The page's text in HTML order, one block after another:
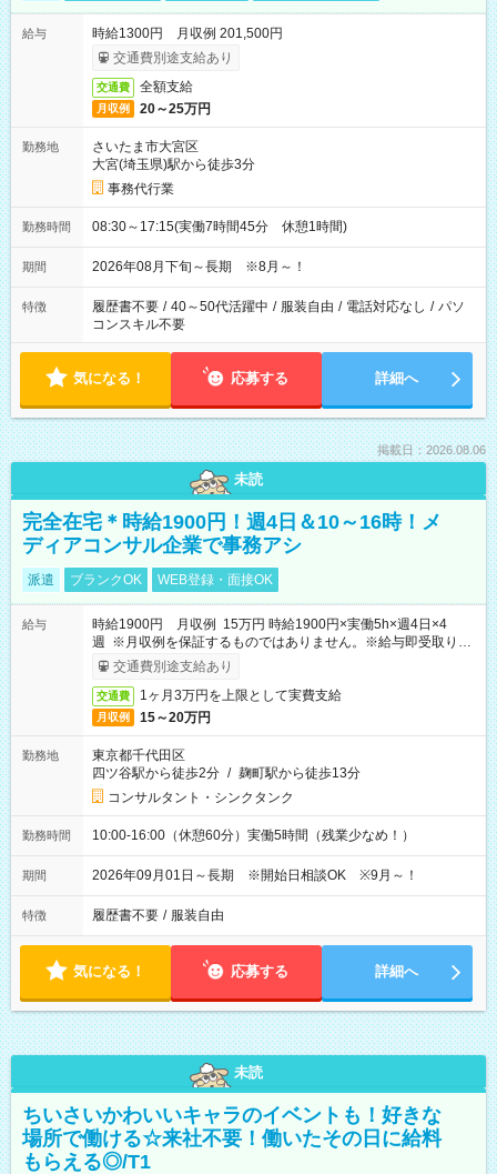
給与
時給1300円 月収例 201,500円
交通費別途支給あり
交通費 全額支給
月収例 20～25万円
勤務地
さいたま市大宮区
大宮(埼玉県)駅から徒歩3分
事務代行業
勤務時間 08:30～17:15(実働7時間45分 休憩1時間)
期間 2026年08月下旬～長期 ※8月～！
特徴 履歴書不要 / 40～50代活躍中 / 服装自由 / 電話対応なし / パソ
コンスキル不要
気になる！ 応募する 詳細へ
掲載日：2026.08.06
未読
完全在宅＊時給1900円！週4日＆10～16時！メ
ディアコンサル企業で事務アシ
派遣 ブランクOK WEB登録・面接OK
給与
時給1900円 月収例 15万円 時給1900円×実働5h×週4日×4
週 ※月収例を保証するものではありません。※給与即受取りサ
ービス利用可（利用条件有）
交通費別途支給あり
交通費 1ヶ月3万円を上限として実費支給
月収例 15～20万円
勤務地
東京都千代田区
四ツ谷駅から徒歩2分 / 麹町駅から徒歩13分
コンサルタント・シンクタンク
勤務時間 10:00-16:00（休憩60分）実働5時間（残業少なめ！）
期間 2026年09月01日～長期 ※開始日相談OK ※9月～！
特徴 履歴書不要 / 服装自由
気になる！ 応募する 詳細へ
未読
ちいさいかわいいキャラのイベントも！好きな
場所で働ける☆来社不要！働いたその日に給料
もらえる◎/T1